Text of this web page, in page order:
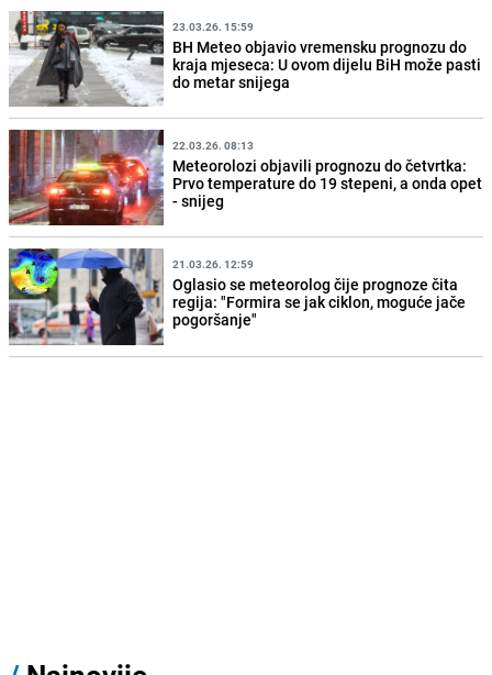
23.03.26. 15:59
BH Meteo objavio vremensku prognozu do
kraja mjeseca: U ovom dijelu BiH može pasti
do metar snijega
22.03.26. 08:13
Meteorolozi objavili prognozu do četvrtka:
Prvo temperature do 19 stepeni, a onda opet
- snijeg
21.03.26. 12:59
Oglasio se meteorolog čije prognoze čita
regija: "Formira se jak ciklon, moguće jače
pogoršanje"